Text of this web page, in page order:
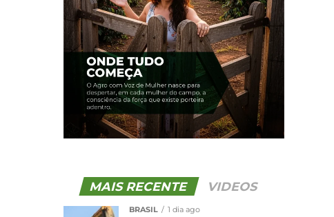
MAIS RECENTE VIDEOS
BRASIL 1 dia ago